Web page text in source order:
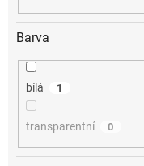
Barva
bílá 1
transparentní 0